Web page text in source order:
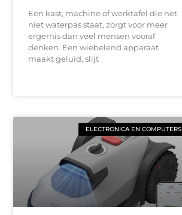
Een kast, machine of werktafel die net
niet waterpas staat, zorgt voor meer
ergernis dan veel mensen vooraf
denken. Een wiebelend apparaat
maakt geluid, slijt
ELECTRONICA EN COMPUTERS